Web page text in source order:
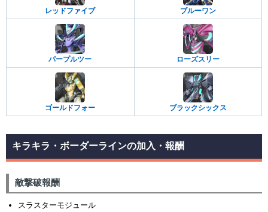
レッドファイブ ブルーワン
パープルツー ローズスリー
ゴールドフォー ブラックシックス
キラキラ・ボーダーラインの加入・報酬
敵撃破報酬
スラスターモジュール